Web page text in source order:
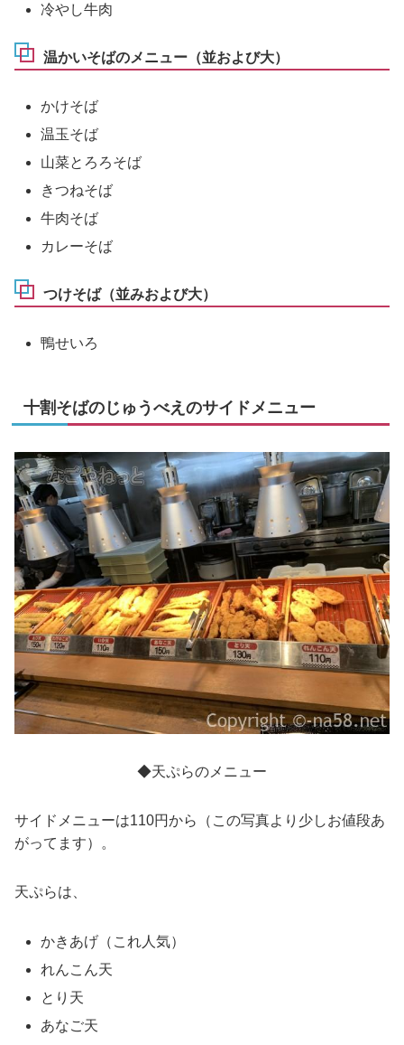
冷やし牛肉
温かいそばのメニュー（並および大）
かけそば
温玉そば
山菜とろろそば
きつねそば
牛肉そば
カレーそば
つけそば（並みおよび大）
鴨せいろ
十割そばのじゅうべえのサイドメニュー
◆天ぷらのメニュー
サイドメニューは110円から（この写真より少しお値段あ
がってます）。
天ぷらは、
かきあげ（これ人気）
れんこん天
とり天
あなご天